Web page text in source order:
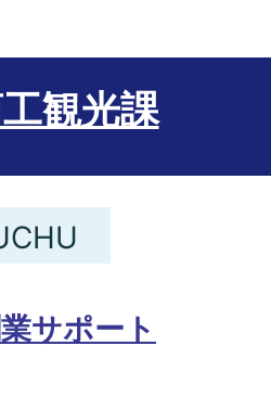
観光課
サポート